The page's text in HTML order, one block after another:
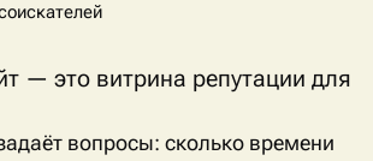
— это витрина репутации для
вопросы: сколько времени